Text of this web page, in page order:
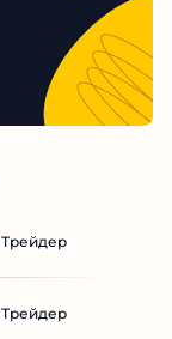
Трейдер
Трейдер